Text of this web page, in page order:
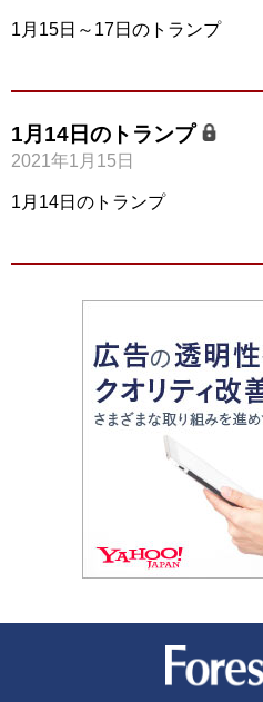
1月15日～17日のトランプ
1月14日のトランプ
2021年1月15日
1月14日のトランプ